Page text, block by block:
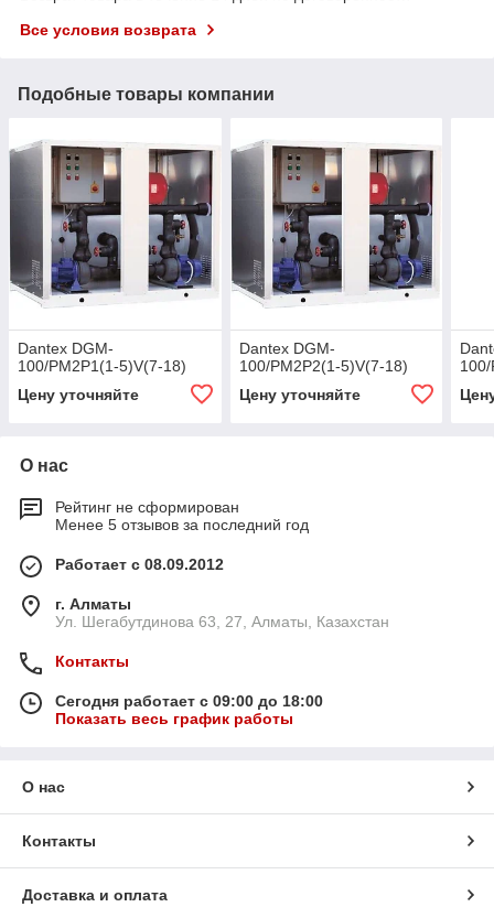
Все условия возврата
Подобные товары компании
Dantex DGM-
100/PM2P1(1-5)V(7-18)
Цену уточняйте
Dantex DGM-
100/PM2P2(1-5)V(7-18)
Цену уточняйте
О нас
Рейтинг не сформирован
Менее 5 отзывов за последний год
Работает с 08.09.2012
г. Алматы
Ул. Шегабутдинова 63, 27, Алматы, Казахстан
Контакты
Сегодня работает с 09:00 до 18:00
Показать весь график работы
О нас
Контакты
Доставка и оплата